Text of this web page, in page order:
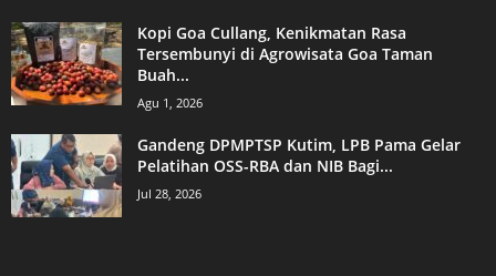
Kopi Goa Cullang, Kenikmatan Rasa
Tersembunyi di Agrowisata Goa Taman
Buah...
Agu 1, 2026
Gandeng DPMPTSP Kutim, LPB Pama Gelar
Pelatihan OSS-RBA dan NIB Bagi...
Jul 28, 2026